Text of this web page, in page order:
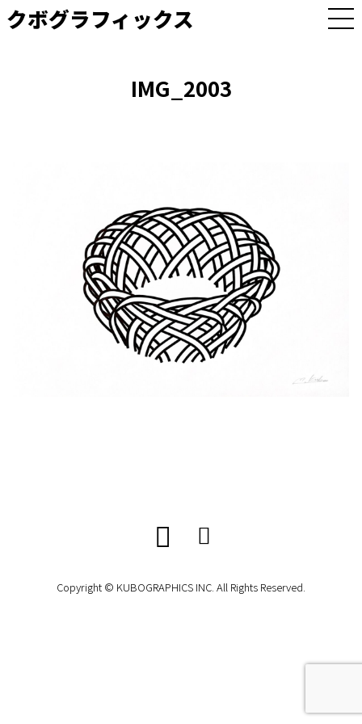
クボグラフィックス
M
E
IMG_2003
Copyright © KUBOGRAPHICS INC. All Rights Reserved.